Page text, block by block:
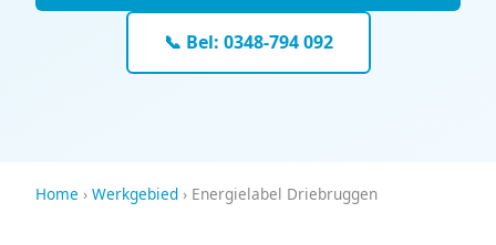
📞 Bel: 0348-794 092
Home › Werkgebied › Energielabel Driebruggen